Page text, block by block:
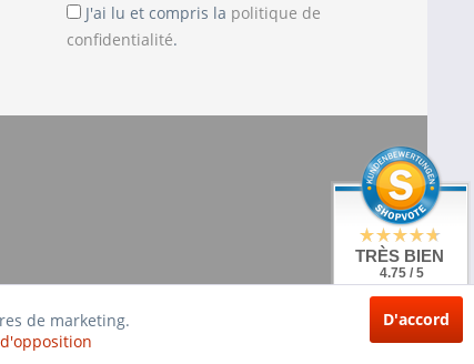
J'ai lu et compris la politique de
confidentialité.
de marketing.
D'accord
TRÈS BIEN
4.75 / 5
de 20 Évaluations
à: shopvote.de